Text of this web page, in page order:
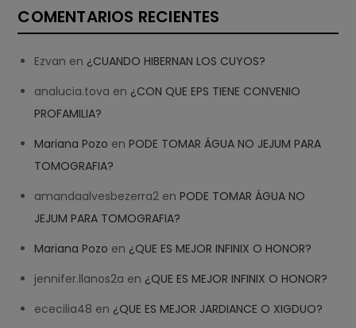
COMENTARIOS RECIENTES
Ezvan en ¿CUANDO HIBERNAN LOS CUYOS?
analucia.tova en ¿CON QUE EPS TIENE CONVENIO
PROFAMILIA?
Mariana Pozo enPODE TOMAR ÁGUA NO JEJUM PARA
TOMOGRAFIA?
amandaalvesbezerra2 enPODE TOMAR ÁGUA NO
JEJUM PARA TOMOGRAFIA?
Mariana Pozo en ¿QUE ES MEJOR INFINIX O HONOR?
jennifer.llanos2a en ¿QUE ES MEJOR INFINIX O HONOR?
ececilia48 en ¿QUE ES MEJOR JARDIANCE O XIGDUO?